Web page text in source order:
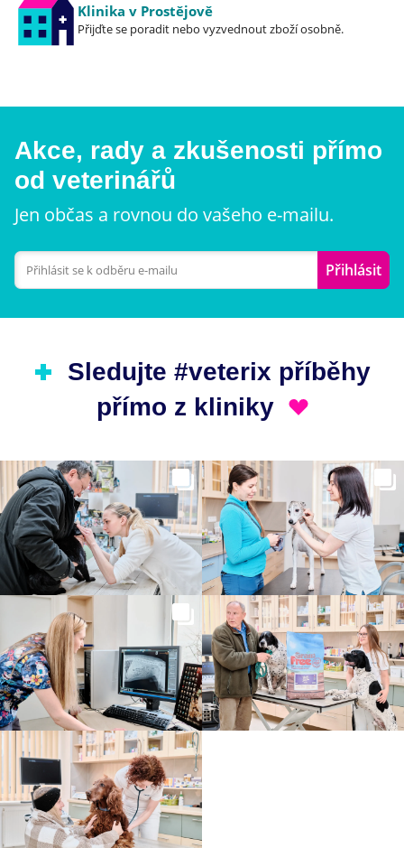
Klinika v Prostějově
Přijďte se poradit nebo vyzvednout zboží osobně.
Akce, rady a zkušenosti přímo
od veterinářů
Jen občas a rovnou do vašeho e-mailu.
Přihlásit
Sledujte #veterix příběhy
přímo z kliniky